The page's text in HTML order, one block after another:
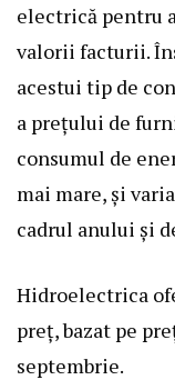
electrică pentru
valorii facturii.
acestui tip de
a prețului de
consumul de
mai mare, și
cadrul anului și
Hidroelectrica
preț, bazat pe
septembrie.